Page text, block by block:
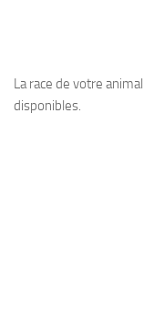
La race de votre
disponibles.